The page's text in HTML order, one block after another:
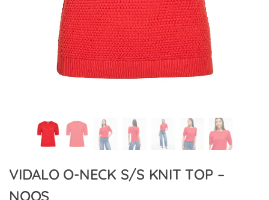
VIDALO O-NECK S/S KNIT TOP –
NOOS